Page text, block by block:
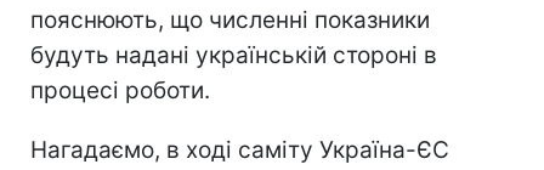
пояснюють, що численні показники
будуть надані українській стороні в
процесі роботи.
Нагадаємо, в ході саміту Україна-ЄС